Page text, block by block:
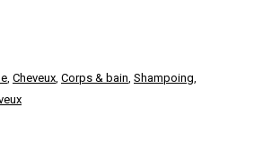
, Cheveux, Corps & bain, Shampoing,